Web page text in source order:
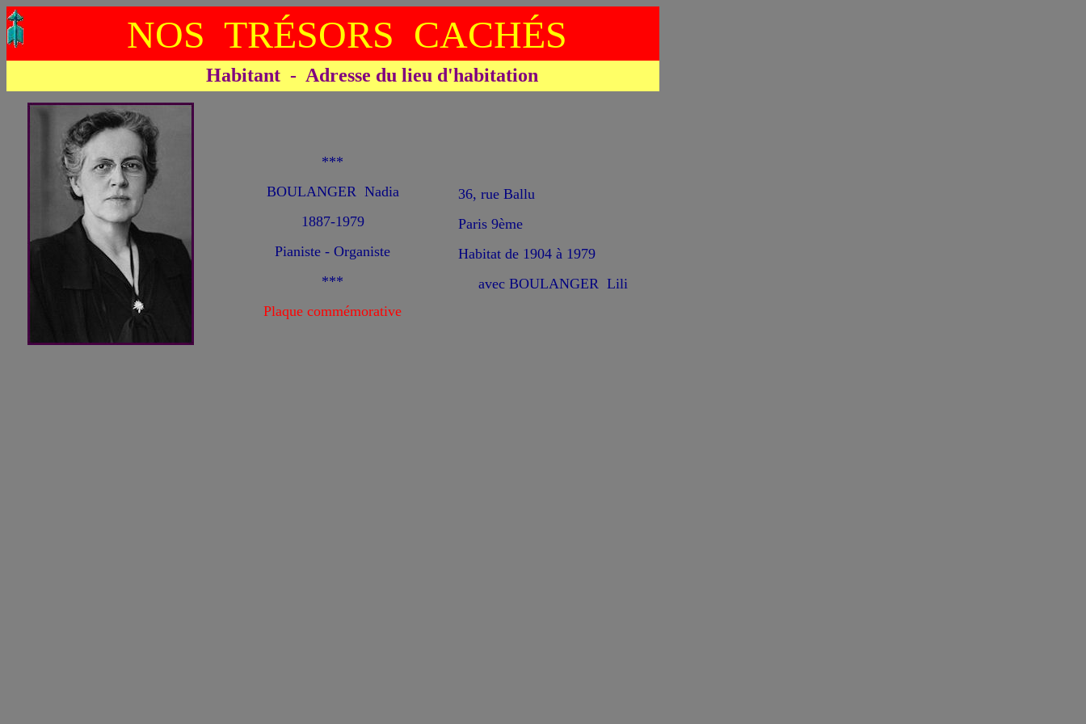
NOS TRÉSORS CACHÉS
Habitant - Adresse du lieu d'habitation
***
BOULANGER Nadia
1887-1979
Pianiste - Organiste
***
Plaque commémorative
36, rue Ballu
Paris 9ème
Habitat de 1904 à 1979
avec BOULANGER Lili